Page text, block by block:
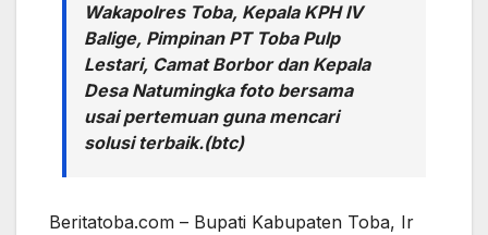
Wakapolres Toba, Kepala KPH IV
Balige, Pimpinan PT Toba Pulp
Lestari, Camat Borbor dan Kepala
Desa Natumingka foto bersama
usai pertemuan guna mencari
solusi terbaik.(btc)
Beritatoba.com – Bupati Kabupaten Toba, Ir